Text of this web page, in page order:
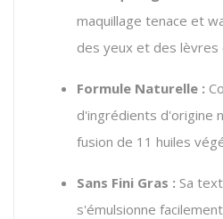
maquillage tenace et
des yeux et des lèvres
Formule Naturelle :
d'ingrédients d'origine
fusion de 11 huiles
Sans Fini Gras : Sa
s'émulsionne